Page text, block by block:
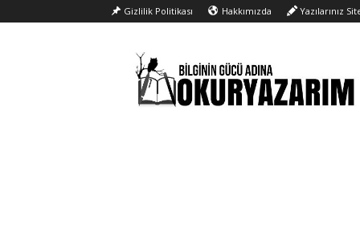
Gizlilik Politikası Hakkımızda Yazılarınız
Yazarım